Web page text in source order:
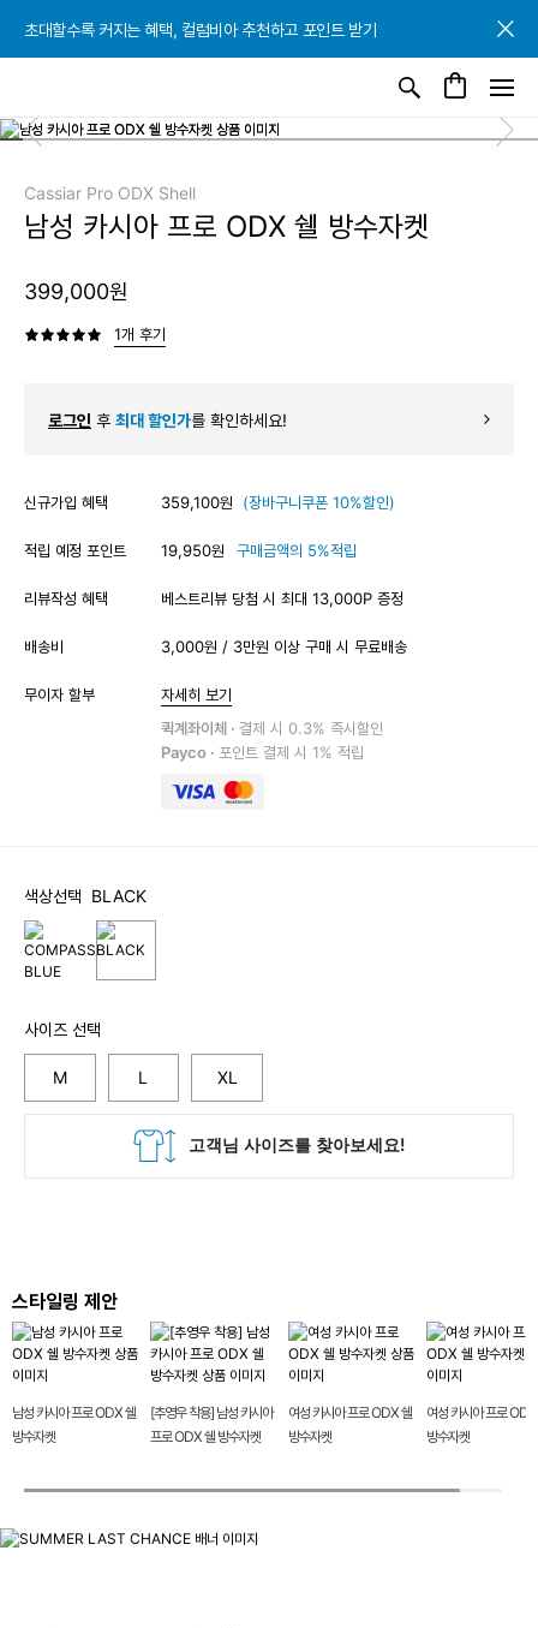
초대할수록 커지는 혜택, 컬럼비아 추천하고 포인트 받기
초대할수록 커지는 혜택, 컬럼비아 추천하고 포인트 받기
초대할수록 커지는 혜택, 컬럼비아 추천하고 포인트 받기
Cassiar Pro ODX Shell
남성 카시아 프로 ODX 쉘 방수자켓
399,000원
1개 후기
로그인 후 최대 할인가를 확인하세요!
신규가입 혜택 359,100원 (장바구니쿠폰 10%할인)
적립 예정 포인트 19,950원 구매금액의 5%적립
리뷰작성 혜택 베스트리뷰 당첨 시 최대 13,000P 증정
배송비 3,000원 / 3만원 이상 구매 시 무료배송
무이자 할부
자세히 보기
퀵계좌이체 · 결제 시 0.3% 즉시할인
Payco · 포인트 결제 시 1% 적립
색상선택 BLACK
사이즈 선택
M L XL
스타일링 제안
남성 카시아 프로 ODX 쉘
방수자켓
[추영우 착용] 남성 카시아
프로 ODX 쉘 방수자켓
여성 카시아 프로 ODX 쉘
방수자켓
여성 카시아 프로
방수자켓